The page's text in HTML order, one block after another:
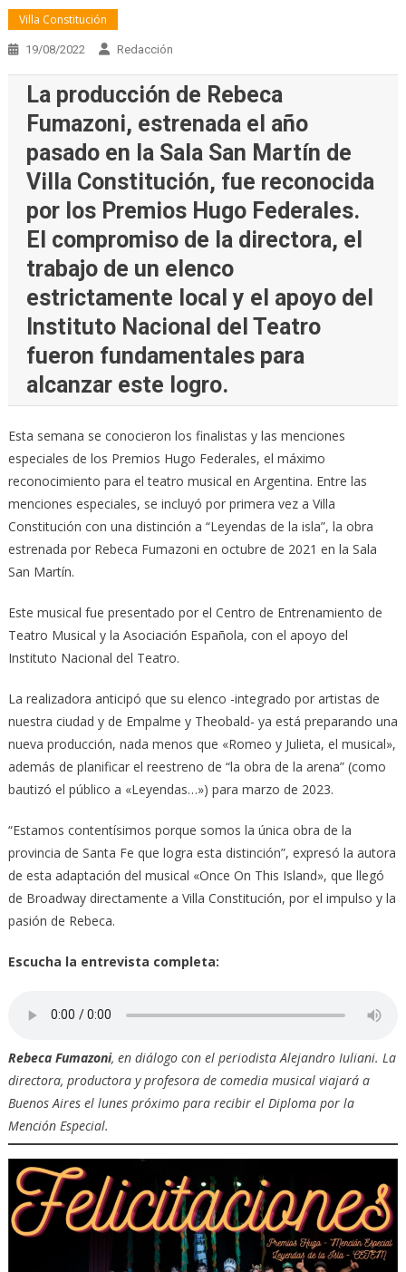
Villa Constitución
19/08/2022 Redacción
La producción de Rebeca
Fumazoni, estrenada el año
pasado en la Sala San Martín de
Villa Constitución, fue reconocida
por los Premios Hugo Federales.
El compromiso de la directora, el
trabajo de un elenco
estrictamente local y el apoyo del
Instituto Nacional del Teatro
fueron fundamentales para
alcanzar este logro.
Esta semana se conocieron los finalistas y las menciones
especiales de los Premios Hugo Federales, el máximo
reconocimiento para el teatro musical en Argentina. Entre las
menciones especiales, se incluyó por primera vez a Villa
Constitución con una distinción a “Leyendas de la isla”, la obra
estrenada por Rebeca Fumazoni en octubre de 2021 en la Sala
San Martín.
Este musical fue presentado por el Centro de Entrenamiento de
Teatro Musical y la Asociación Española, con el apoyo del
Instituto Nacional del Teatro.
La realizadora anticipó que su elenco -integrado por artistas de
nuestra ciudad y de Empalme y Theobald- ya está preparando una
nueva producción, nada menos que «Romeo y Julieta, el musical»,
además de planificar el reestreno de “la obra de la arena” (como
bautizó el público a «Leyendas…») para marzo de 2023.
“Estamos contentísimos porque somos la única obra de la
provincia de Santa Fe que logra esta distinción”, expresó la autora
de esta adaptación del musical «Once On This Island», que llegó
de Broadway directamente a Villa Constitución, por el impulso y la
pasión de Rebeca.
Escucha la entrevista completa:
Rebeca Fumazoni, en diálogo con el periodista Alejandro Iuliani. La
directora, productora y profesora de comedia musical viajará a
Buenos Aires el lunes próximo para recibir el Diploma por la
Mención Especial.